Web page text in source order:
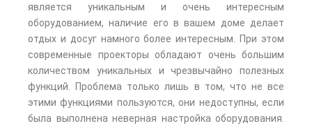
является уникальным и очень интересным
оборудованием, наличие его в вашем доме делает
отдых и досуг намного более интересным. При этом
современные проекторы обладают очень большим
количеством уникальных и чрезвычайно полезных
функций. Проблема только лишь в том, что не все
этими функциями пользуются, они недоступны, если
была выполнена неверная настройка оборудования.